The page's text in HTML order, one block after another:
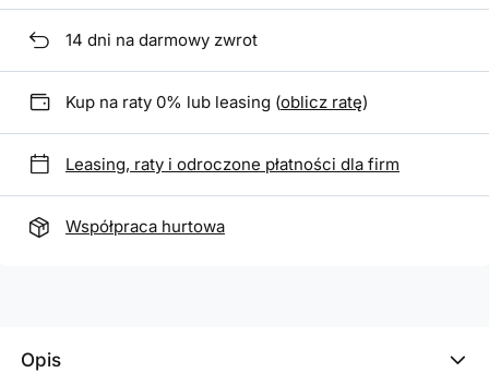
14 dni na darmowy zwrot
Kup na raty 0% lub leasing (oblicz ratę)
Leasing, raty i odroczone płatności dla firm
Współpraca hurtowa
Opis